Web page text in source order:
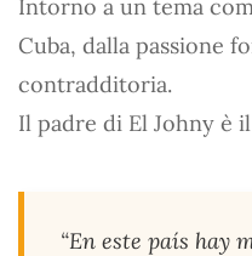
Intorno a un tema
Cuba, dalla passione
contradditoria.
Il padre di El Johny è
“En este país hay